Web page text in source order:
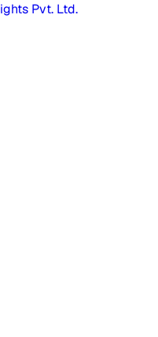
Pvt. Ltd.